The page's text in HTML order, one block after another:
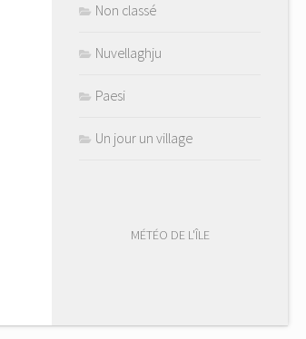
Non classé
Nuvellaghju
Paesi
Un jour un village
MÉTÉO DE L'ÎLE